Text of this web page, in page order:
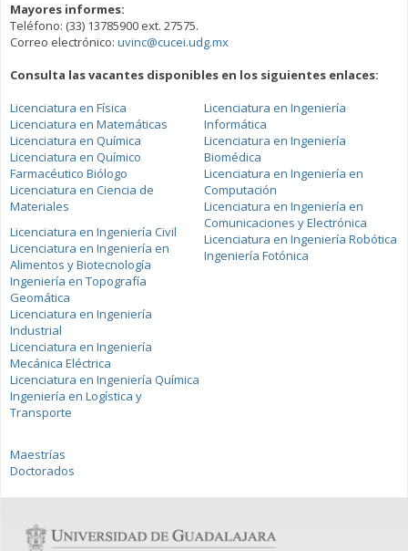
Mayores informes:
Teléfono: (33) 13785900 ext. 27575.
Correo electrónico: uvinc@cucei.udg.mx
Consulta las vacantes disponibles en los siguientes enlaces:
Licenciatura en Física
Licenciatura en Matemáticas
Licenciatura en Química
Licenciatura en Químico
Farmacéutico Biólogo
Licenciatura en Ciencia de
Materiales
Licenciatura en Ingeniería Civil
Licenciatura en Ingeniería en
Alimentos y Biotecnología
Ingeniería en Topografía
Geomática
Licenciatura en Ingeniería
Industrial
Licenciatura en Ingeniería
Mecánica Eléctrica
Licenciatura en Ingeniería Química
Ingeniería en Logística y
Transporte
Licenciatura en Ingeniería
Informática
Licenciatura en Ingeniería
Biomédica
Licenciatura en Ingeniería en
Computación
Licenciatura en Ingeniería en
Comunicaciones y Electrónica
Licenciatura en Ingeniería Robótica
Ingeniería Fotónica
Maestrías
Doctorados